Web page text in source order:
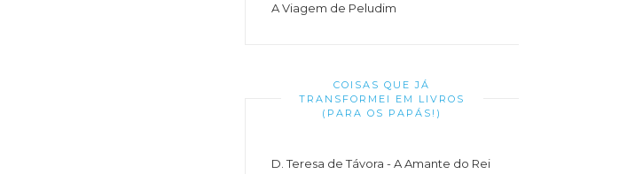
A Viagem de Peludim
COISAS QUE JÁ
TRANSFORMEI EM LIVROS
(PARA OS PAPÁS!)
D. Teresa de Távora - A Amante do Rei